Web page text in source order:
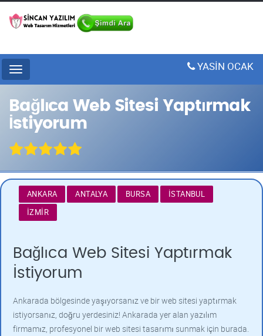
Menu YASİN OCAK
Bağlıca Web Sitesi Yaptırmak
İstiyorum
ANKARA ANTALYA BURSA
İSTANBUL
İZMIR
Bağlıca Web Sitesi Yaptırmak
İstiyorum
Ankarada bölgesinde yaşıyorsanız ve bir web sitesi yaptırmak
istiyorsanız, doğru yerdesiniz! Ankarada yer alan yazılım
firmamız, profesyonel bir web sitesi tasarımı sunmak için burada.